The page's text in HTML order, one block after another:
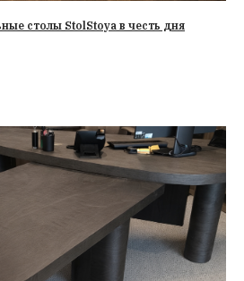
столы StolStoya в честь дня